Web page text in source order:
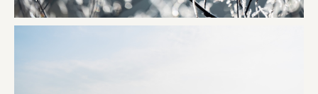
一般財団法人 伝統的工芸品産業振興協会